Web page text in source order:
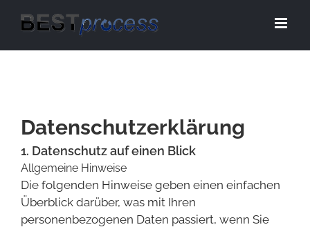
Inhalt
Datenschutzerklärung
1. Datenschutz auf einen Blick
Allgemeine Hinweise
Die folgenden Hinweise geben einen einfachen
Überblick darüber, was mit Ihren
personenbezogenen Daten passiert, wenn Sie